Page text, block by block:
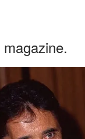
magazine.